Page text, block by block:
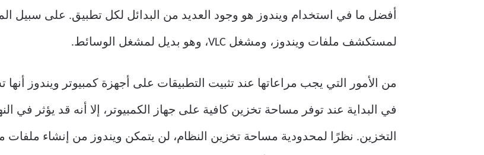
لمستكشف ملفات ويندوز، ومشغل VLC، وهو بديل لمشغل الوسائط.
من الأمور التي يجب مراعاتها عند تثبيت التطبيقات على أجهزة كمبيوتر ويندوز
في البداية عند توفر مساحة تخزين كافية على جهاز الكمبيوتر، إلا أنه قد يؤثر في
التخزين. نظرًا لمحدودية مساحة تخزين النظام، لن يتمكن ويندوز من إنشاء ملفات